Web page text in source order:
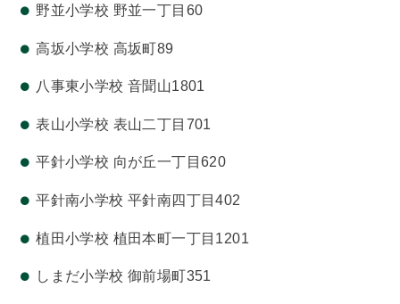
野並小学校 野並一丁目60
高坂小学校 高坂町89
八事東小学校 音聞山1801
表山小学校 表山二丁目701
平針小学校 向が丘一丁目620
平針南小学校 平針南四丁目402
植田小学校 植田本町一丁目1201
しまだ小学校 御前場町351